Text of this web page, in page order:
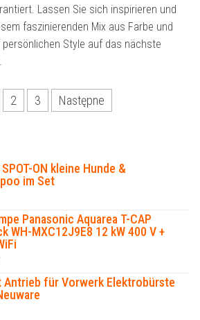
Lassen Sie sich inspirieren und
faszinierenden Mix aus Farbe und
persönlichen Style auf das nächste
2 3 Następne
ON kleine Hunde &
im Set
Panasonic Aquarea T-CAP
WH-MXC12J9E8 12 kW 400 V +
Antrieb für Vorwerk Elektrobürste